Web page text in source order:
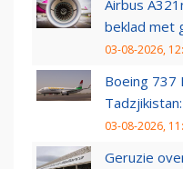
Airbus
beklad met
03-08-2026,
Boeing 737
03-08-2026,
Geruzie